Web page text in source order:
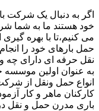
اگر به دنبال یک شرکت
خود هستند ما به شما
می کنیم،تا با بهره
حمل بارهای خود را
نقل حرفه ای دارای چه
به عنوان اولین موسسه
انواع حمل ونقل از
کارکنان ماهر و کار
باری مدرن حمل و نقل